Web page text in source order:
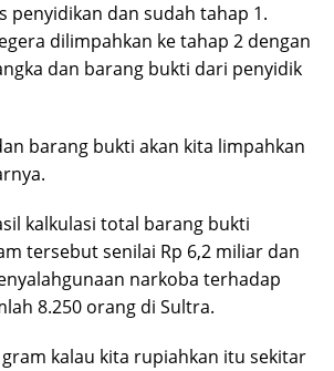
penyidikan dan sudah tahap 1.
dilimpahkan ke tahap 2 dengan
dan barang bukti dari penyidik
barang bukti akan kita limpahkan
kalkulasi total barang bukti
tersebut senilai Rp 6,2 miliar dan
narkoba terhadap
8.250 orang di Sultra.
gram kalau kita rupiahkan itu sekitar